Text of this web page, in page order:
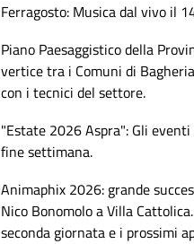
Ferragosto: Musica dal vivo il
Piano Paesaggistico della
vertice tra i Comuni di
con i tecnici del settore.
"Estate 2026 Aspra": Gli
fine settimana.
Animaphix 2026: grande
Nico Bonomolo a Villa
seconda giornata e i prossimi